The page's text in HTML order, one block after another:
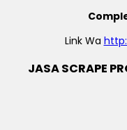
Link Wa
JASA SCRAPE